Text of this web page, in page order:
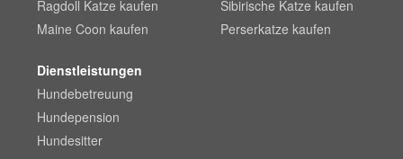
Ragdoll Katze kaufen
Maine Coon kaufen
Sibirische Katze kaufen
Perserkatze kaufen
Dienstleistungen
Hundebetreuung
Hundepension
Hundesitter